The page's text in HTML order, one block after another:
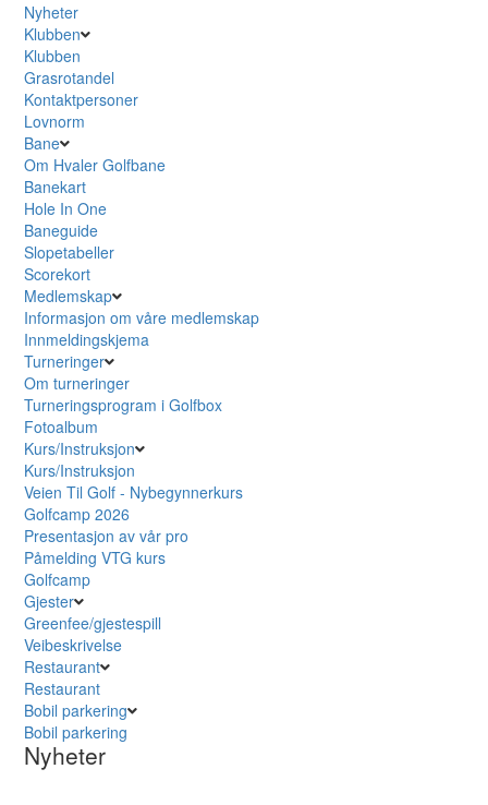
Nyheter
Klubben
Klubben
Grasrotandel
Kontaktpersoner
Lovnorm
Bane
Om Hvaler Golfbane
Banekart
Hole In One
Baneguide
Slopetabeller
Scorekort
Medlemskap
Informasjon om våre medlemskap
Innmeldingskjema
Turneringer
Om turneringer
Turneringsprogram i Golfbox
Fotoalbum
Kurs/Instruksjon
Kurs/Instruksjon
Veien Til Golf - Nybegynnerkurs
Golfcamp 2026
Presentasjon av vår pro
Påmelding VTG kurs
Golfcamp
Gjester
Greenfee/gjestespill
Veibeskrivelse
Restaurant
Restaurant
Bobil parkering
Bobil parkering
Nyheter